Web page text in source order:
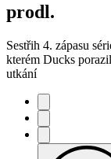
prodl.
Sestřih 4. zápasu
kterém Ducks
utkání